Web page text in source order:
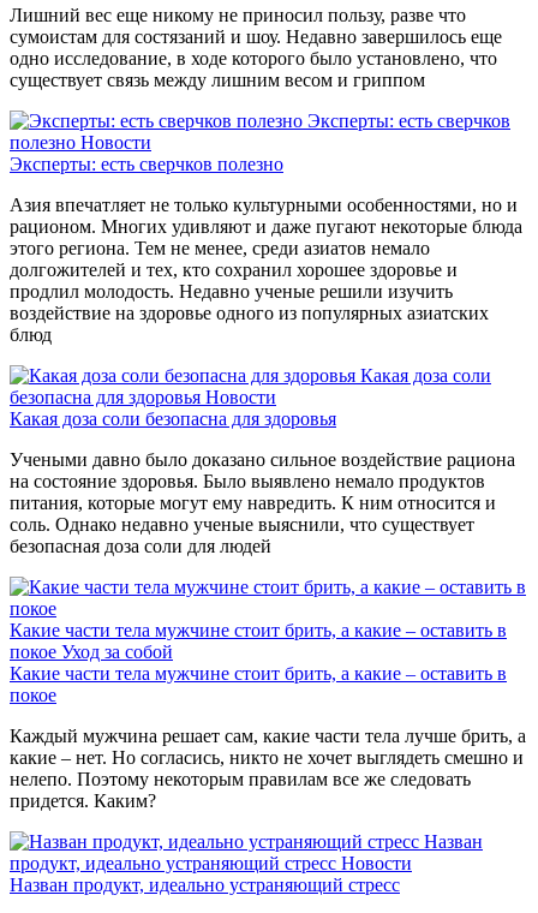
Лишний вес еще никому не приносил пользу, разве что
сумоистам для состязаний и шоу. Недавно завершилось еще
одно исследование, в ходе которого было установлено, что
существует связь между лишним весом и гриппом
Эксперты: есть сверчков
полезно Новости
Эксперты: есть сверчков полезно
Азия впечатляет не только культурными особенностями, но и
рационом. Многих удивляют и даже пугают некоторые блюда
этого региона. Тем не менее, среди азиатов немало
долгожителей и тех, кто сохранил хорошее здоровье и
продлил молодость. Недавно ученые решили изучить
воздействие на здоровье одного из популярных азиатских
блюд
Какая доза соли
безопасна для здоровья Новости
Какая доза соли безопасна для здоровья
Учеными давно было доказано сильное воздействие рациона
на состояние здоровья. Было выявлено немало продуктов
питания, которые могут ему навредить. К ним относится и
соль. Однако недавно ученые выяснили, что существует
безопасная доза соли для людей
Какие части тела мужчине стоит брить, а какие – оставить в
покое Уход за собой
Какие части тела мужчине стоит брить, а какие – оставить в
покое
Каждый мужчина решает сам, какие части тела лучше брить, а
какие – нет. Но согласись, никто не хочет выглядеть смешно и
нелепо. Поэтому некоторым правилам все же следовать
придется. Каким?
Назван
продукт, идеально устраняющий стресс Новости
Назван продукт, идеально устраняющий стресс